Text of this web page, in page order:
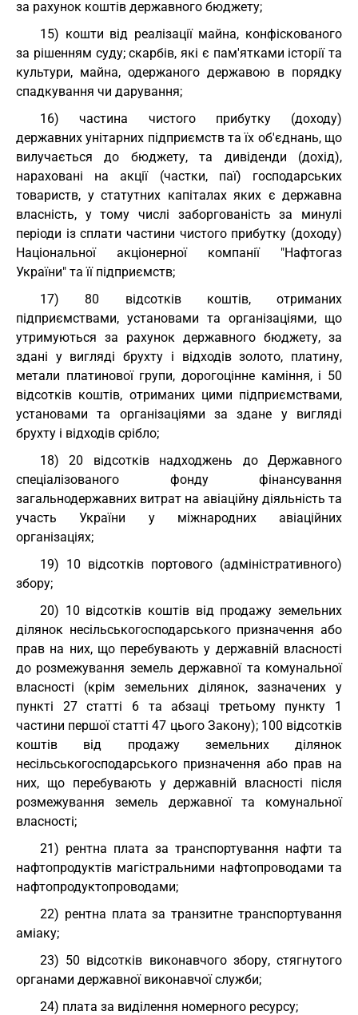
за рахунок коштів державного бюджету;
15) кошти від реалізації майна, конфіскованого
за рішенням суду; скарбів, які є пам'ятками історії та
культури, майна, одержаного державою в порядку
спадкування чи дарування;
16) частина чистого прибутку (доходу)
державних унітарних підприємств та їх об'єднань, що
вилучається до бюджету, та дивіденди (дохід),
нараховані на акції (частки, паї) господарських
товариств, у статутних капіталах яких є державна
власність, у тому числі заборгованість за минулі
періоди із сплати частини чистого прибутку (доходу)
Національної акціонерної компанії "Нафтогаз
України" та її підприємств;
17) 80 відсотків коштів, отриманих
підприємствами, установами та організаціями, що
утримуються за рахунок державного бюджету, за
здані у вигляді брухту і відходів золото, платину,
метали платинової групи, дорогоцінне каміння, і 50
відсотків коштів, отриманих цими підприємствами,
установами та організаціями за здане у вигляді
брухту і відходів срібло;
18) 20 відсотків надходжень до Державного
спеціалізованого фонду фінансування
загальнодержавних витрат на авіаційну діяльність та
участь України у міжнародних авіаційних
організаціях;
19) 10 відсотків портового (адміністративного)
збору;
20) 10 відсотків коштів від продажу земельних
ділянок несільськогосподарського призначення або
прав на них, що перебувають у державній власності
до розмежування земель державної та комунальної
власності (крім земельних ділянок, зазначених у
пункті 27 статті 6 та абзаці третьому пункту 1
частини першої статті 47 цього Закону); 100 відсотків
коштів від продажу земельних ділянок
несільськогосподарського призначення або прав на
них, що перебувають у державній власності після
розмежування земель державної та комунальної
власності;
21) рентна плата за транспортування нафти та
нафтопродуктів магістральними нафтопроводами та
нафтопродуктопроводами;
22) рентна плата за транзитне транспортування
аміаку;
23) 50 відсотків виконавчого збору, стягнутого
органами державної виконавчої служби;
24) плата за виділення номерного ресурсу;